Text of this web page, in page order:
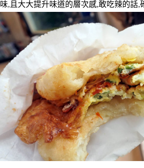
味,且大大提升味道的層次感,敢吃辣的話,